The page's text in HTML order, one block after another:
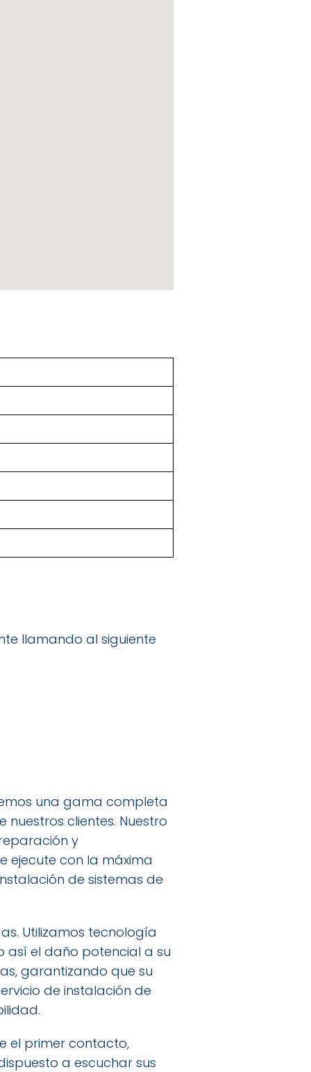
llamando al siguiente
una gama completa
clientes. Nuestro
y
ejecute con la máxima
de sistemas de
Utilizamos tecnología
así el daño potencial a su
garantizando que su
de instalación de
el primer contacto,
a escuchar sus